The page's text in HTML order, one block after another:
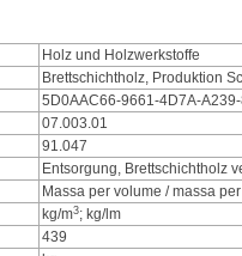
Holz und Holzwerkstoffe
Brettschichtholz, Produktion
5D0AAC66-9661-4D7A-
07.003.01
91.047
Entsorgung, Brettschichtholz
Massa per volume / massa
kg/m3; kg/lm
439